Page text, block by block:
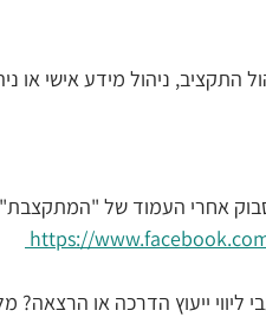
התקציב, ניהול מידע אישי
אחרי העמוד של
https://
ליווי ייעוץ הדרכה או